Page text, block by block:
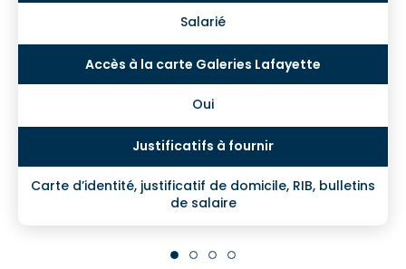
Salarié
Oui
Carte d’identité, justificatif de domicile, RIB, bulletins
de salaire